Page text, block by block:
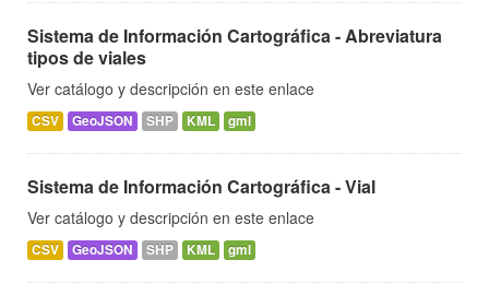
Sistema de Información Cartográfica - Abreviatura
tipos de viales
Ver catálogo y descripción en este enlace
CSV GeoJSON SHP KML gml
Sistema de Información Cartográfica - Vial
Ver catálogo y descripción en este enlace
CSV GeoJSON SHP KML gml